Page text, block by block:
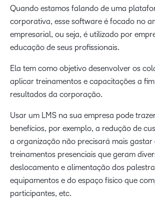
Quando estamos falando de uma
corporativa, esse software é focado no
empresarial, ou seja, é utilizado por
educação de seus profissionais.
Ela tem como objetivo desenvolver os
aplicar treinamentos e capacitações a
resultados da corporação.
Usar um LMS na sua empresa pode
benefícios, por exemplo, a redução de
a organização não precisará mais gastar
treinamentos presenciais que geram
deslocamento e alimentação dos
equipamentos e do espaço físico que
participantes, etc.